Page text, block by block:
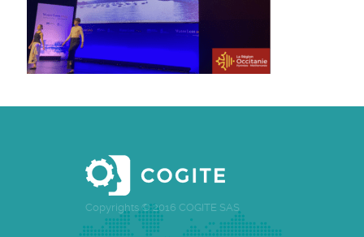
Copyrights © 2016 COGITE SAS